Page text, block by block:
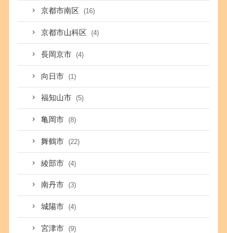
京都市南区 (16)
京都市山科区 (4)
長岡京市 (4)
向日市 (1)
福知山市 (5)
亀岡市 (8)
舞鶴市 (22)
綾部市 (4)
南丹市 (3)
城陽市 (4)
宮津市 (9)